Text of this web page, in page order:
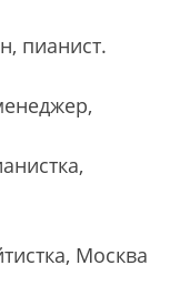
пианист.
Москва